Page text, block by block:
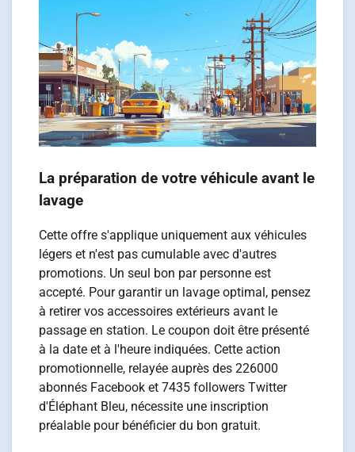
La préparation de votre véhicule avant le
lavage
Cette offre s'applique uniquement aux véhicules
légers et n'est pas cumulable avec d'autres
promotions. Un seul bon par personne est
accepté. Pour garantir un lavage optimal, pensez
à retirer vos accessoires extérieurs avant le
passage en station. Le coupon doit être présenté
à la date et à l'heure indiquées. Cette action
promotionnelle, relayée auprès des 226000
abonnés Facebook et 7435 followers Twitter
d'Éléphant Bleu, nécessite une inscription
préalable pour bénéficier du bon gratuit.